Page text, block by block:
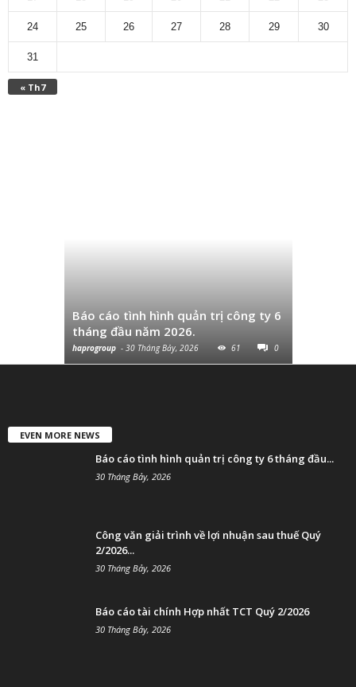
« Th7
24 25 26 27 28 29 30
31
Báo cáo tình hình quản trị công ty 6
tháng đầu năm 2026.
haprogroup - 30 Tháng Bảy, 2026 61 0
EVEN MORE NEWS
Báo cáo tình hình quản trị công ty 6 tháng đầu...
30 Tháng Bảy, 2026
Công văn giải trình về lợi nhuận sau thuế Quý
2/2026...
30 Tháng Bảy, 2026
Báo cáo tài chính Hợp nhất TCT Quý 2/2026
30 Tháng Bảy, 2026